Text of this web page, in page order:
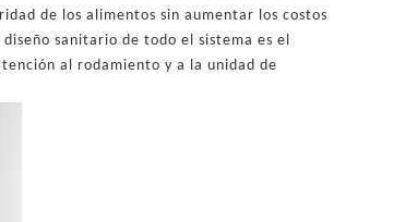
de los alimentos sin aumentar los costos
sanitario de todo el sistema es el
al rodamiento y a la unidad de